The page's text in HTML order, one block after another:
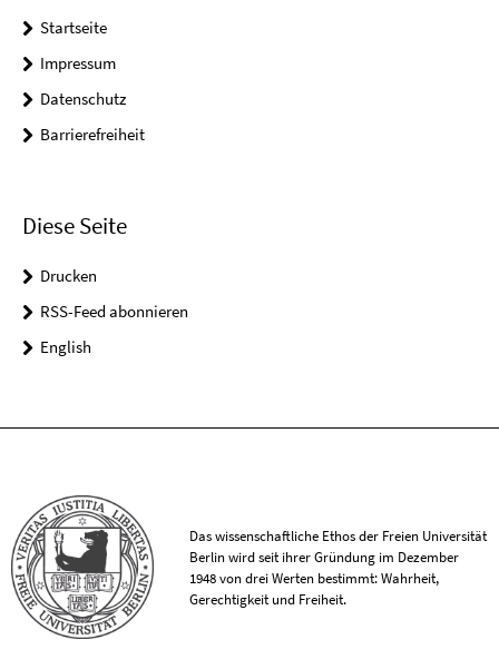
Startseite
Impressum
Datenschutz
Barrierefreiheit
Diese Seite
Drucken
RSS-Feed abonnieren
English
Das wissenschaftliche Ethos der Freien Universität
Berlin wird seit ihrer Gründung im Dezember
1948 von drei Werten bestimmt: Wahrheit,
Gerechtigkeit und Freiheit.